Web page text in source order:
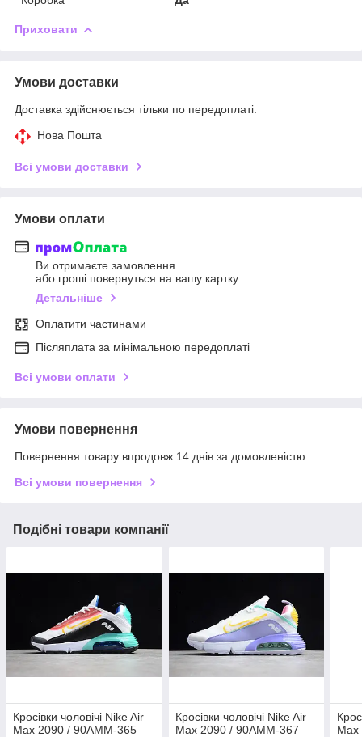
Приховати
Умови доставки
Доставка здійснюється тільки по передоплаті.
Нова Пошта
Всі умови доставки
Умови оплати
Ви отримаєте замовлення
або гроші повернуться на вашу картку
Детальніше
Оплатити частинами
Післяплата за мінімальною передоплаті
Всі умови оплати
Умови повернення
Повернення товару впродовж 14 днів за домовленістю
Всі умови повернення
Подібні товари компанії
Кросівки чоловічі Nike Air
Max 2090 / 90AMM-365
Кросівки чоловічі Nike Air
Max 2090 / 90AMM-367
Max